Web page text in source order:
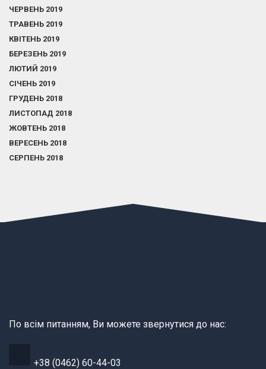
ЧЕРВЕНЬ 2019
ТРАВЕНЬ 2019
КВІТЕНЬ 2019
БЕРЕЗЕНЬ 2019
ЛЮТИЙ 2019
СІЧЕНЬ 2019
ГРУДЕНЬ 2018
ЛИСТОПАД 2018
ЖОВТЕНЬ 2018
ВЕРЕСЕНЬ 2018
СЕРПЕНЬ 2018
По всім питанням, Ви можете звернутися до нас:
+38 (0462) 60-44-03